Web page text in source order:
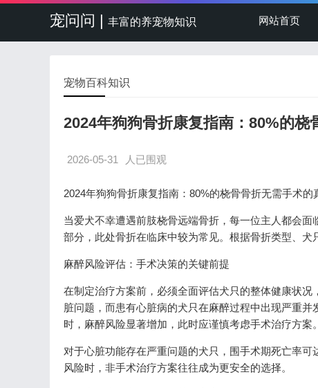
宠问问 | 丰富的养宠物知识 网站首页
宠物百科知识
2024年狗狗骨折康复指南：80%的桡
2026-05-31 人已围观
2024年狗狗骨折康复指南：80%的桡骨骨折无需手术的
当爱犬不幸遭遇前肢桡骨远端骨折，每一位主人都会
部分，此处骨折在临床中较为常见。根据骨折类型、犬
麻醉风险评估：手术决策的关键前提
在制定治疗方案前，必须全面评估犬只的整体健康状
脏问题，而患有心脏病的犬只在麻醉过程中出现严重
时，麻醉风险显著增加，此时应谨慎考虑手术治疗方案。
对于心脏功能存在严重问题的犬只，围手术期死亡率
风险时，非手术治疗方案往往成为更安全的选择。